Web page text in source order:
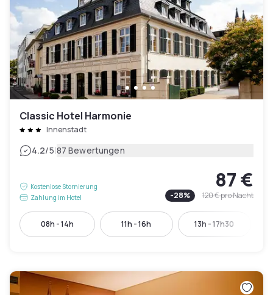
Classic Hotel Harmonie
Innenstadt
4.2/5|87 Bewertungen
Kostenlose Stornierung
Zahlung im Hotel
87 €
-28% 120 €pro Nacht
08h - 14h 11h - 16h 13h - 17h30